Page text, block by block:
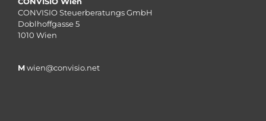
CONVISIO Steuerberatungs GmbH
Doblhoffgasse 5
1010 Wien
Mwien@convisio.net